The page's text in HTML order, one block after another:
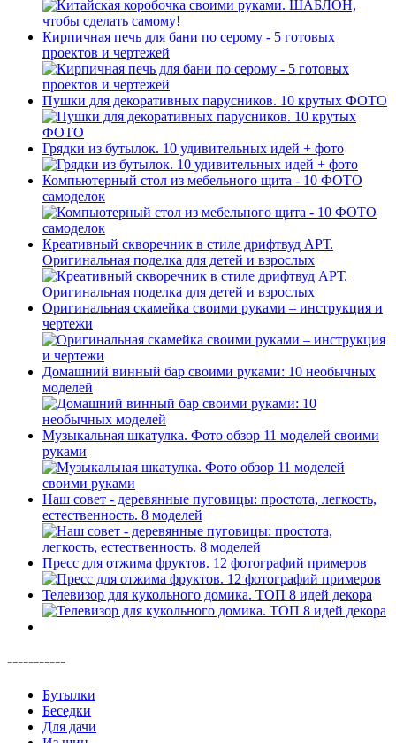
Кирпичная печь для бани по серому - 5 готовых
проектов и чертежей
Пушки для декоративных парусников. 10 крутых ФОТО
Грядки из бутылок. 10 удивительных идей + фото
Компьютерный стол из мебельного щита - 10 ФОТО
самоделок
Креативный скворечник в стиле дрифтвуд АРТ.
Оригинальная поделка для детей и взрослых
Оригинальная скамейка своими руками – инструкция и
чертежи
Домашний винный бар своими руками: 10 необычных
моделей
Музыкальная шкатулка. Фото обзор 11 моделей своими
руками
Наш совет - деревянные пуговицы: простота, легкость,
естественность. 8 моделей
Пресс для отжима фруктов. 12 фотографий примеров
Телевизор для кукольного домика. ТОП 8 идей декора
-----------
Бутылки
Беседки
Для дачи